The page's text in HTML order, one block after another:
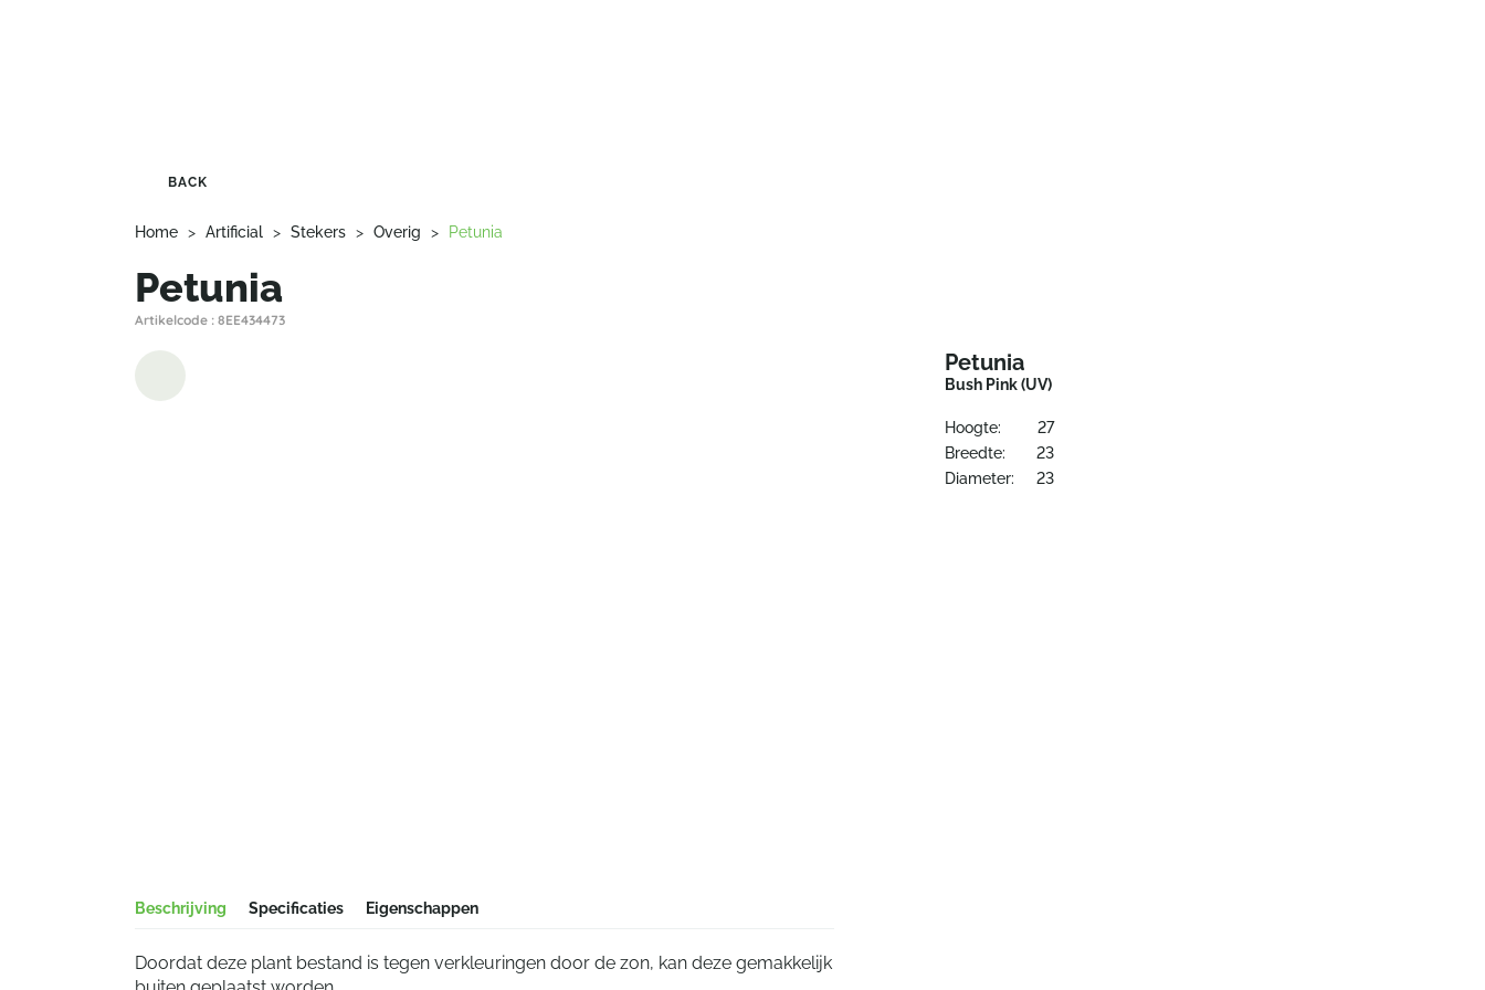
BACK
Home > Artificial > Stekers > Overig > Petunia
Petunia
Artikelcode : 8EE434473
Beschrijving Specificaties Eigenschappen
Doordat deze plant bestand is tegen verkleuringen door de zon, kan deze gemakkelijk
Petunia
Bush Pink (UV)
Hoogte:
27
Breedte:
23
Diameter:
23